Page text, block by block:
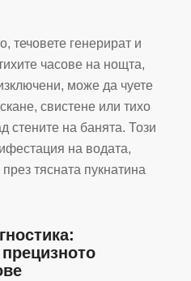
течовете генерират и
часове на нощта,
може да чуете
свистене или тихо
стените на банята. Този
на водата,
тясната пукнатина